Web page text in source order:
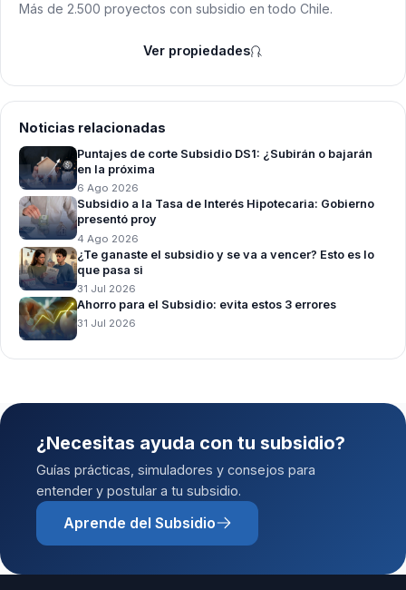
Más de 2.500 proyectos con subsidio en todo Chile.
Ver propiedades
Noticias relacionadas
Puntajes de corte Subsidio DS1: ¿Subirán o bajarán
en la próxima
6 Ago 2026
Subsidio a la Tasa de Interés Hipotecaria: Gobierno
presentó proy
4 Ago 2026
¿Te ganaste el subsidio y se va a vencer? Esto es lo
que pasa si
31 Jul 2026
Ahorro para el Subsidio: evita estos 3 errores
31 Jul 2026
¿Necesitas ayuda con tu subsidio?
Guías prácticas, simuladores y consejos para
entender y postular a tu subsidio.
Aprende del Subsidio